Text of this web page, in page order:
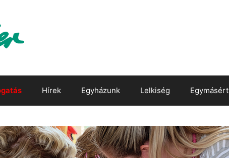
Hírek Egyházunk Lelkiség Egymásért